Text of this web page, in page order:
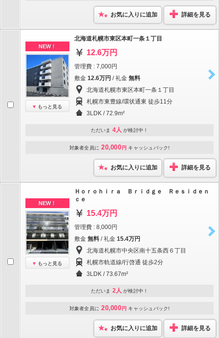
お気に入りに追加 詳細を見る
NEW！
もっと見る
北海道札幌市東区本町一条１丁目
12.6万円
管理費 : 7,000円
敷金 12.6万円 / 礼金 無料
北海道札幌市東区本町一条１丁目
札幌市東豊線/環状通東 徒歩11分
3LDK / 72.9m²
ただいま 4人 が検討中！
対象者全員に 20,000 円 キャッシュバック!
お気に入りに追加 詳細を見る
NEW！
もっと見る
Ｈｏｒｏｈｉｒａ Ｂｒｉｄｇｅ Ｒｅｓｉｄｅｎ
ｃｅ
15.4万円
管理費 : 8,000円
敷金 無料 / 礼金 15.4万円
北海道札幌市中央区南十五条西６丁目
札幌市軌道線/行啓通 徒歩2分
3LDK / 73.67m²
ただいま 2人 が検討中！
対象者全員に 20,000 円 キャッシュバック!
お気に入りに追加 詳細を見る